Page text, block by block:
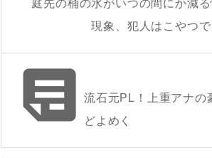
庭先の桶の水がいつの間にか減
現象、犯人はこやつで
流石元PL！上重アナの
どよめく